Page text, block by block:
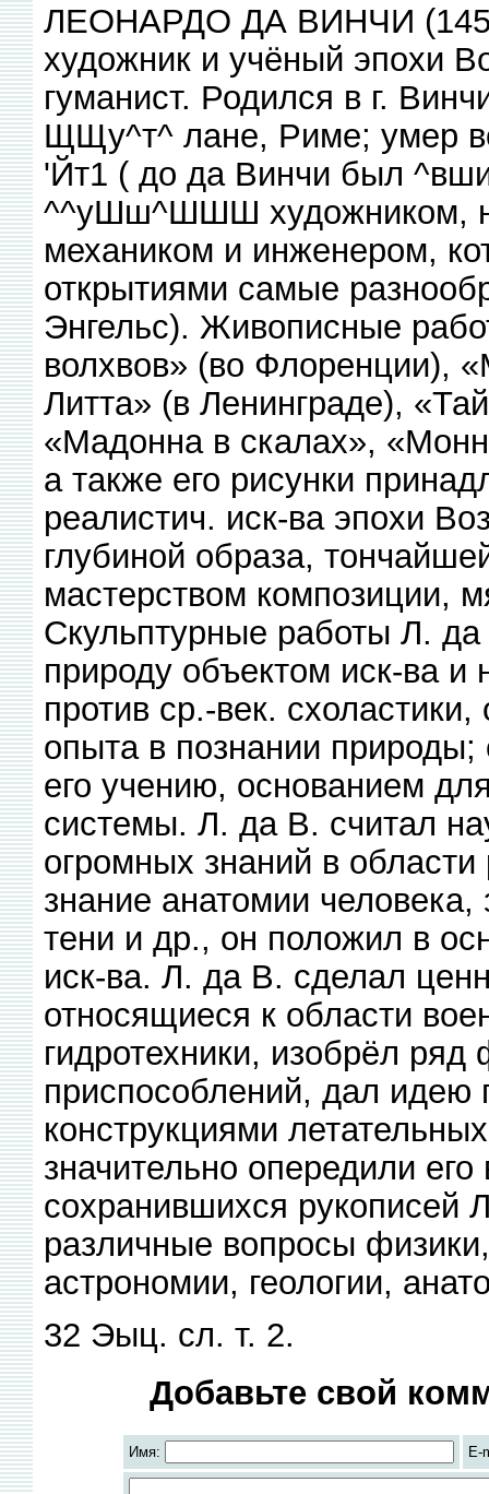
ЛЕОНАРДО ДА ВИНЧИ
художник и учёный эпохи
гуманист. Родился в г.
ЩЩу^т^ лане, Риме; умер
'Йт1 ( до да Винчи был
^^уШш^ШШШ художником,
механиком и инженером,
открытиями самые
Энгельс). Живописные
волхвов» (во Флоренции),
Литта» (в Ленинграде),
«Мадонна в скалах»,
а также его рисунки
реалистич. иск-ва эпохи
глубиной образа,
мастерством композиции,
Скульптурные работы Л.
природу объектом иск-ва
против ср.-век.
опыта в познании
его учению, основанием
системы. Л. да В. считал
огромных знаний в
знание анатомии человека,
тени и др., он положил в
иск-ва. Л. да В. сделал
относящиеся к области
гидротехники, изобрёл
приспособлений, дал
конструкциями
значительно опередили
сохранившихся рукописей
различные вопросы
астрономии, геологии,
32 Эыц. сл. т. 2.
Добавьте свой
Имя: E-